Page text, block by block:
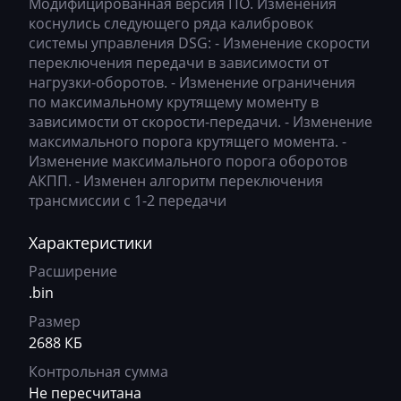
Ausa
AVR
BAIC
Bajaj
Basak
Bauer
BAW
Belgee
Bell
Bentley
BMW
BobCat
Bosch EDC17C64
Bosch EDC17C74
Bosch EDC17CP04
Bosch EDC17CP14
Bosch EDC17CP20
Bosch EDC17CP24
Bosch EDC17CP44
Bosch EDC17CP54
Bosch EDC17CP74
Bosch EDC17U01
Bosch EDC17U05
0695k020AM_getriebe_DSG_DD5k_C21S
0696d300AM_getriebe_DSG_OJ6d C90S
0696d330AM_getriebe_DSG_OJ6d C90S
0696d600AM_getriebe_DSG_OJ6d C90S
0696e330AM_getriebe_DSG_DD6e_C90S
0696f670AM_getriebe_DSG_sb6f C26S
0696h210AM_getriebe_DSG_OI6h_C23SR1
0696h300AM_getriebe_DSG_OI6h C90S
0697T050AM_getriebe_DSG_OJ7T_C06R1
069D8610AM_getriebe_DSG_cDD8_C34SR1
069E8600AM_getriebe_DSG_rJE8 C34SR1
069FO010AM_getriebe_DSG_rJFO C62S
коснулись следующего ряда калибровок
системы управления DSG: - Изменение скорости
переключения передачи в зависимости от
нагрузки-оборотов. - Изменение ограничения
по максимальному крутящему моменту в
зависимости от скорости-передачи. - Изменение
максимального порога крутящего момента. -
Изменение максимального порога оборотов
АКПП. - Изменен алгоритм переключения
трансмиссии с 1-2 передачи
Характеристики
Расширение
.bin
Размер
2688 КБ
Контрольная сумма
Не пересчитана